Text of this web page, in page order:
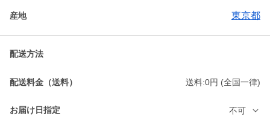
産地 東京都
配送方法
配送料金（送料） 送料:0円 (全国一律)
お届け日指定 不可